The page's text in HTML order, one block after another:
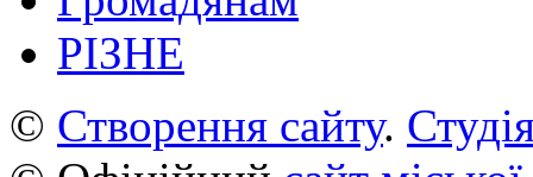
РІЗНЕ
© Створення сайту.